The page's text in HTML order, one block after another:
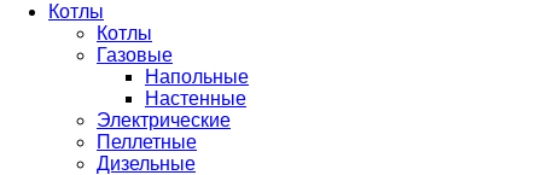
Котлы
Котлы
Газовые
Напольные
Настенные
Электрические
Пеллетные
Дизельные